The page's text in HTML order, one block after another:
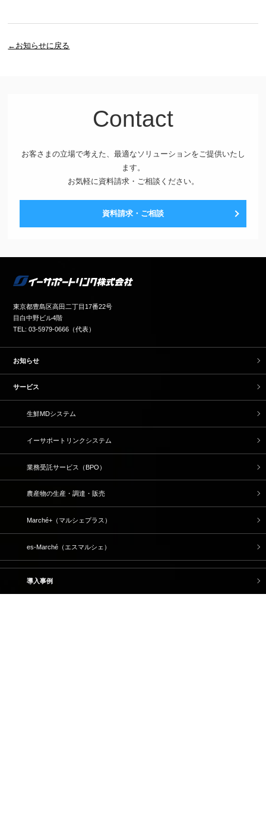
←お知らせに戻る
Contact
お客さまの立場で考えた、最適なソリューションをご提供いたし
ます。
お気軽に資料請求・ご相談ください。
資料請求・ご相談
東京都豊島区高田二丁目17番22号
目白中野ビル4階
TEL: 03-5979-0666（代表）
お知らせ
サービス
生鮮MDシステム
イーサポートリンクシステム
業務受託サービス（BPO）
農産物の生産・調達・販売
Marché+（マルシェプラス）
es-Marché（エスマルシェ）
導入事例